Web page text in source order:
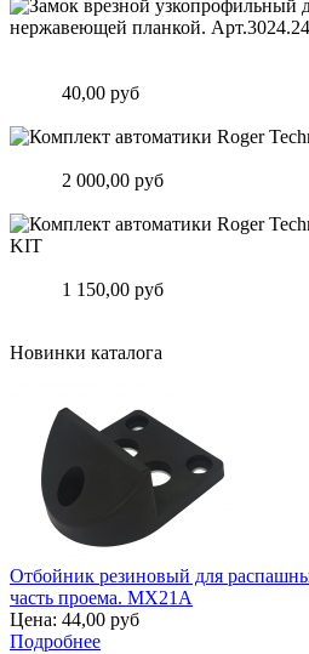
40,00 руб
2 000,00 руб
1 150,00 руб
Новинки каталога
Отбойник резиновый для
часть проема. MX21A
Цена: 44,00 руб
Подробнее